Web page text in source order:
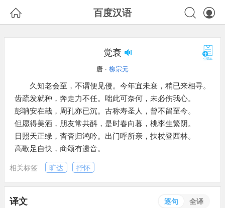
 百度汉语 

觉衰
唐 · 柳宗元
久知老会至，不谓便见侵。今年宜未衰，稍已来相寻。
齿疏发就种，奔走力不任。咄此可奈何，未必伤我心。
彭聃安在哉，周孔亦已沉。古称寿圣人，曾不留至今。
但愿得美酒，朋友常共酙，是时春向暮，桃李生繁阴。
日照天正绿，杳杳归鸿吟。出门呼所亲，扶杖登西林。
高歌足自快，商颂有遗音。
相关标签 旷达 抒怀
译文 逐句 全译